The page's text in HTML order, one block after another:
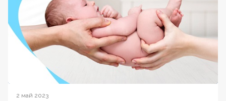
2 май 2023